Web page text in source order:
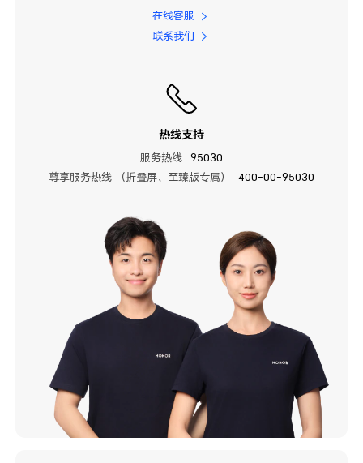
在线客服
联系我们
热线支持
服务热线
95030
尊享服务热线 （折叠屏、至臻版专属）
400-00-95030